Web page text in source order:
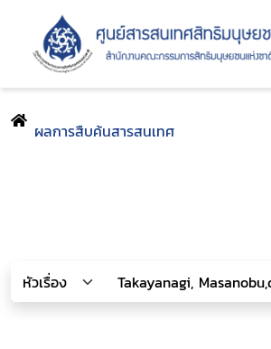
ผลการสืบค้นสารสนเทศ